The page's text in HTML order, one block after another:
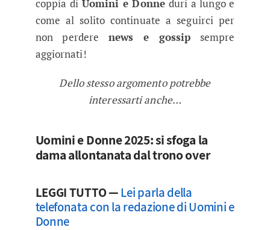
coppia di Uomini e Donneduri a lungo e
come al solito continuate a seguirci per
non perdere news e gossip sempre
aggiornati!
Dello stesso argomento potrebbe
interessarti anche…
Uomini e Donne 2025: si sfoga la
dama allontanata dal trono over
LEGGI TUTTO —Lei parla della
telefonata con la redazione di Uomini e
Donne